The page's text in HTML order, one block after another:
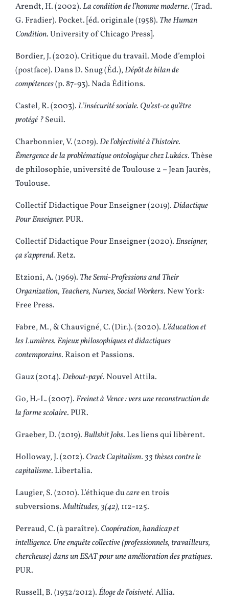
Arendt, H. (2002).La condition de l’homme moderne. (Trad.
G. Fradier). Pocket. [éd. originale (1958). The Human
Condition. University of Chicago Press].
Bordier, J. (2020). Critique du travail. Mode d’emploi
(postface). Dans D. Snug (Éd.),Dépôt de bilan de
compétences(p. 87-93). Nada Éditions.
Castel, R. (2003).L’insécurité sociale. Qu’est-ce qu’être
protégé ?Seuil.
Charbonnier, V. (2019).De l’objectivité à l’histoire.
Émergence de la problématique ontologique chez Lukács. Thèse
de philosophie, université de Toulouse 2 – Jean Jaurès,
Toulouse.
Collectif Didactique Pour Enseigner (2019).Didactique
Pour Enseigner. PUR.
Collectif Didactique Pour Enseigner (2020).Enseigner,
ça s’apprend. Retz.
Etzioni, A. (1969). The Semi-Professions and Their
Organization, Teachers, Nurses, Social Workers. New York:
Free Press.
Fabre, M., & Chauvigné, C. (Dir.). (2020).L’éducation et
les Lumières. Enjeux philosophiques et didactiques
contemporains. Raison et Passions.
Gauz (2014).Debout-payé. Nouvel Attila.
Go, H.-L. (2007).Freinet à Vence : vers une reconstruction de
la forme scolaire. PUR.
Graeber, D. (2019).Bullshit Jobs. Les liens qui libèrent.
Holloway, J. (2012). Crack Capitalism. 33 thèses contre le
capitalisme. Libertalia.
Laugier, S. (2010). L’éthique ducareen trois
subversions.Multitudes, 3(42), 112-125.
Perraud, C. (à paraître). Coopération, handicap et
intelligence. Une enquête collective (professionnels, travailleurs,
chercheuse) dans un ESAT pour une amélioration des pratiques.
PUR.
Russell, B. (1932/2012).Éloge de l’oisiveté. Allia.